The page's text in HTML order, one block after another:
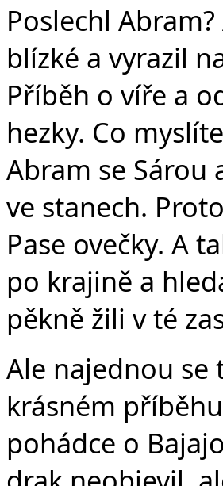
Poslechl
blízké a vyrazil
Příběh o víře a
hezky. Co
Abram se Sárou
ve stanech.
Pase ovečky. A
po krajině a
pěkně žili v té
Ale najednou se
krásném
pohádce o